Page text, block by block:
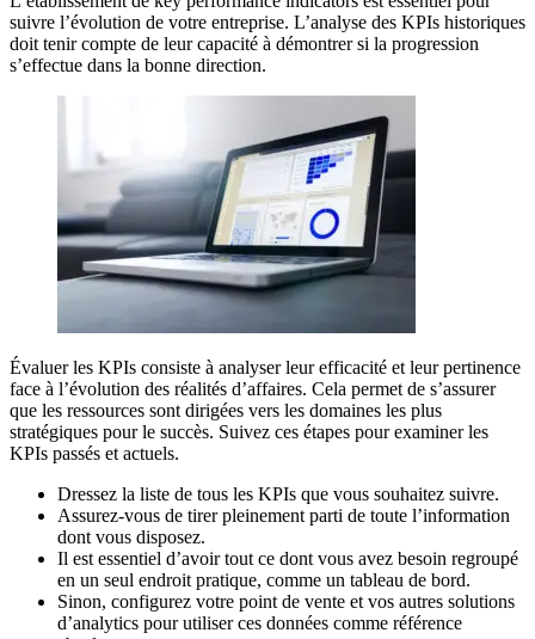
suivre l’évolution de votre entreprise. L’analyse des KPIs historiques
doit tenir compte de leur capacité à démontrer si la progression
s’effectue dans la bonne direction.
Évaluer les KPIs consiste à analyser leur efficacité et leur pertinence
face à l’évolution des réalités d’affaires. Cela permet de s’assurer
que les ressources sont dirigées vers les domaines les plus
stratégiques pour le succès. Suivez ces étapes pour examiner les
KPIs passés et actuels.
Dressez la liste de tous les KPIs que vous souhaitez suivre.
Assurez-vous de tirer pleinement parti de toute l’information
dont vous disposez.
Il est essentiel d’avoir tout ce dont vous avez besoin regroupé
en un seul endroit pratique, comme un tableau de bord.
Sinon, configurez votre point de vente et vos autres solutions
d’analytics pour utiliser ces données comme référence